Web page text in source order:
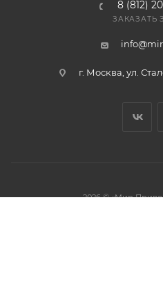
8 (812)
ЗАКАЗАТЬ
г. Москва, ул.
2026 © «Мир